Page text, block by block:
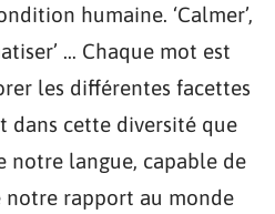
humaine. ‘Calmer’,
… Chaque mot est
les différentes facettes
dans cette diversité que
notre langue, capable de
notre rapport au monde